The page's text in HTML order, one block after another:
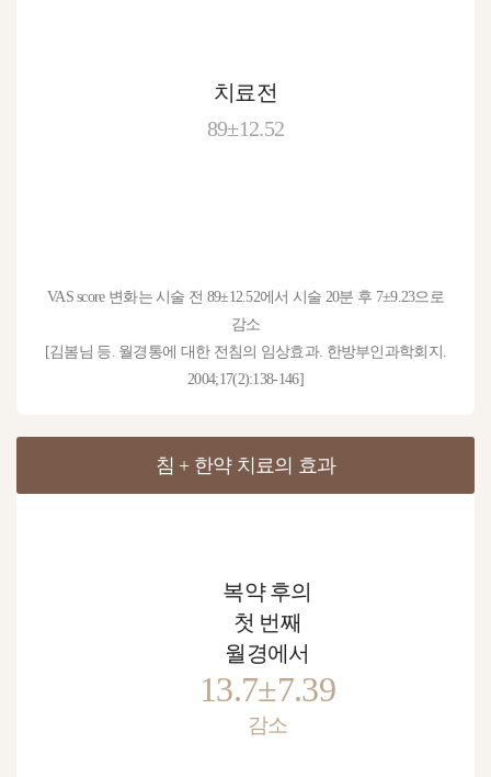
치료전
89±12.52
VAS score 변화는 시술 전 89±12.52에서 시술 20분 후 7±9.23으로
감소
[김봄님 등. 월경통에 대한 전침의 임상효과. 한방부인과학회지.
2004;17(2):138-146]
침 + 한약 치료의 효과
복약 후의
첫 번째
월경에서
13.7±7.39
감소